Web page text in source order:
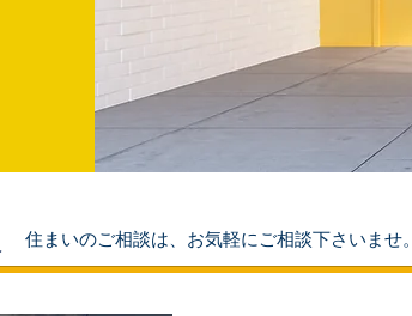
住まいのご相談は、お気軽にご相談下さいませ。